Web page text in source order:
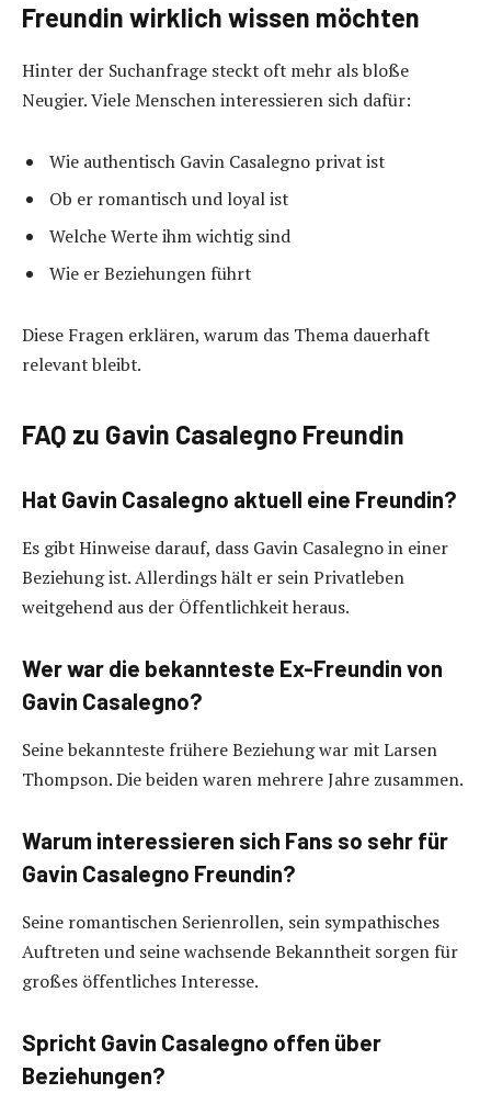
Freundin wirklich wissen möchten
Hinter der Suchanfrage steckt oft mehr als bloße
Neugier. Viele Menschen interessieren sich dafür:
Wie authentisch Gavin Casalegno privat ist
Ob er romantisch und loyal ist
Welche Werte ihm wichtig sind
Wie er Beziehungen führt
Diese Fragen erklären, warum das Thema dauerhaft
relevant bleibt.
FAQ zu Gavin Casalegno Freundin
Hat Gavin Casalegno aktuell eine Freundin?
Es gibt Hinweise darauf, dass Gavin Casalegno in einer
Beziehung ist. Allerdings hält er sein Privatleben
weitgehend aus der Öffentlichkeit heraus.
Wer war die bekannteste Ex-Freundin von
Gavin Casalegno?
Seine bekannteste frühere Beziehung war mit Larsen
Thompson. Die beiden waren mehrere Jahre zusammen.
Warum interessieren sich Fans so sehr für
Gavin Casalegno Freundin?
Seine romantischen Serienrollen, sein sympathisches
Auftreten und seine wachsende Bekanntheit sorgen für
großes öffentliches Interesse.
Spricht Gavin Casalegno offen über
Beziehungen?